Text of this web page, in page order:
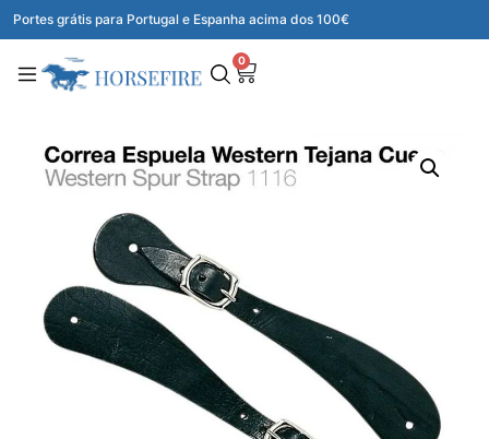
Portes grátis para Portugal e Espanha acima dos 100€
0